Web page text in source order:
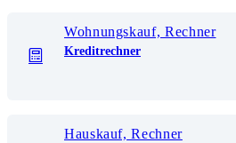
Wohnungskauf, Rechner
Kreditrechner
Hauskauf, Rechner